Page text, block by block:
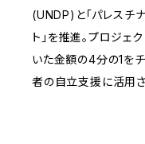
(UNDP)と「パレスチ
ト」を推進。プロジェ
いた金額の4分の1をチ
者の自立支援に活用さ